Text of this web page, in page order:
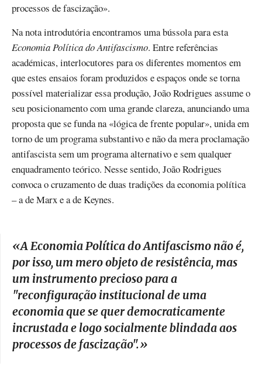
processos de fascização».
Na nota introdutória encontramos uma bússola para esta
Economia Política do Antifascismo. Entre referências
académicas, interlocutores para os diferentes momentos em
que estes ensaios foram produzidos e espaços onde se torna
possível materializar essa produção, João Rodrigues assume o
seu posicionamento com uma grande clareza, anunciando uma
proposta que se funda na «lógica de frente popular», unida em
torno de um programa substantivo e não da mera proclamação
antifascista sem um programa alternativo e sem qualquer
enquadramento teórico. Nesse sentido, João Rodrigues
convoca o cruzamento de duas tradições da economia política
– a de Marx e a de Keynes.
«A Economia Política do Antifascismo não é,
por isso, um mero objeto de resistência, mas
um instrumento precioso para a
"reconfiguração institucional de uma
economia que se quer democraticamente
incrustada e logo socialmente blindada aos
processos de fascização".»